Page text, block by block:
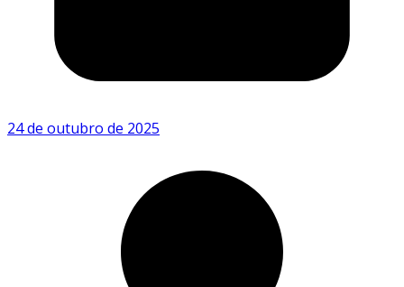
24 de outubro de 2025